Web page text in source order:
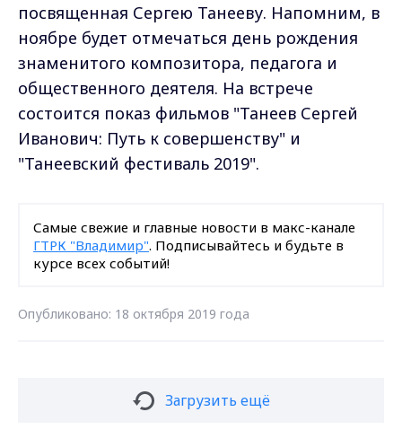
посвященная Сергею Танееву. Напомним, в
ноябре будет отмечаться день рождения
знаменитого композитора, педагога и
общественного деятеля. На встрече
состоится показ фильмов "Танеев Сергей
Иванович: Путь к совершенству" и
"Танеевский фестиваль 2019".
Самые свежие и главные новости в макс-канале
ГТРК "Владимир". Подписывайтесь и будьте в
курсе всех событий!
Опубликовано: 18 октября 2019 года
Загрузить ещё